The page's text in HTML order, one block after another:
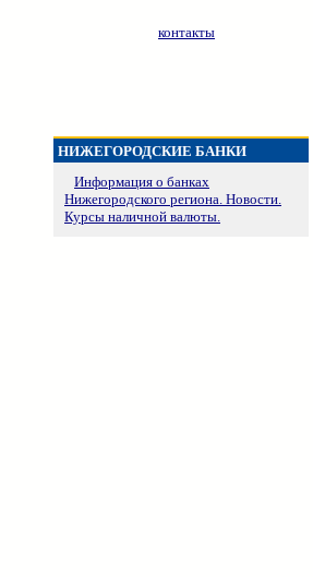
контакты
НИЖЕГОРОДСКИЕ БАНКИ
Информация о банках
Нижегородского региона. Новости.
Курсы наличной валюты.